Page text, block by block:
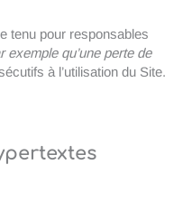
tenu pour responsables
exemple qu’une perte de
à l’utilisation du Site.